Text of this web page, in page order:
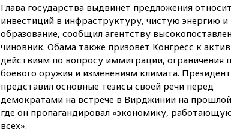
Глава государства выдвинет предложения
инвестиций в инфраструктуру, чистую энергию и
образование, сообщил агентству
чиновник. Обама также призовет Конгресс к
действиям по вопросу иммиграции, ограничения
боевого оружия и изменениям климата. Президент
представил основные тезисы своей речи перед
демократами на встрече в Вирджинии на
где он пропагандировал «экономику,
всех».